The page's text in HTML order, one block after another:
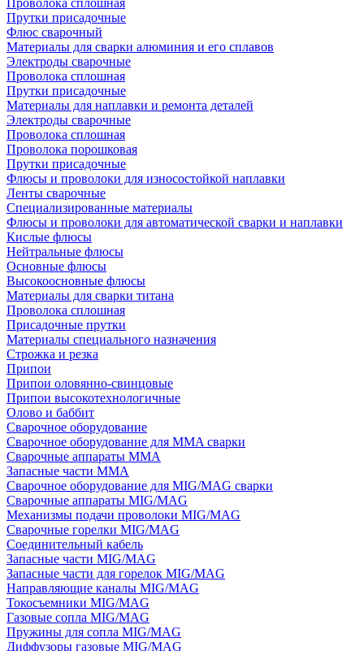
Проволока сплошная
Прутки присадочные
Флюс сварочный
Материалы для сварки алюминия и его сплавов
Электроды сварочные
Проволока сплошная
Прутки присадочные
Материалы для наплавки и ремонта деталей
Электроды сварочные
Проволока сплошная
Проволока порошковая
Прутки присадочные
Флюсы и проволоки для износостойкой наплавки
Ленты сварочные
Специализированные материалы
Флюсы и проволоки для автоматической сварки и наплавки
Кислые флюсы
Нейтральные флюсы
Основные флюсы
Высокоосновные флюсы
Материалы для сварки титана
Проволока сплошная
Присадочные прутки
Материалы специального назначения
Строжка и резка
Припои
Припои оловянно-свинцовые
Припои высокотехнологичные
Олово и баббит
Сварочное оборудование
Сварочное оборудование для MMA сварки
Сварочные аппараты MMA
Запасные части MMA
Сварочное оборудование для MIG/MAG сварки
Сварочные аппараты MIG/MAG
Механизмы подачи проволоки MIG/MAG
Сварочные горелки MIG/MAG
Соединительный кабель
Запасные части MIG/MAG
Запасные части для горелок MIG/MAG
Направляющие каналы MIG/MAG
Токосъемники MIG/MAG
Газовые сопла MIG/MAG
Пружины для сопла MIG/MAG
Диффузоры газовые MIG/MAG